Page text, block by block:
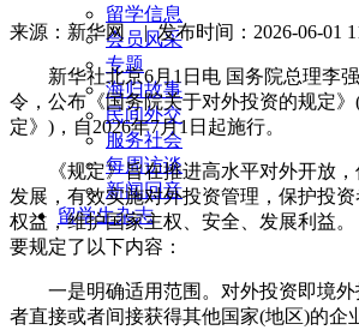
留学信息
会员风采
专题
海归故事
民间外交
服务社会
每周访谈
新闻回音
留学生杂志
来源：新华网 |发布时间：2026-06-01
新华社北京6月1日电 国务院总理李强
令，公布《国务院关于对外投资的规定
定》)，自2026年7月1日起施行。
《规定》旨在推进高水平对外开放，
发展，有效实施对外投资管理，保护投
权益，维护国家主权、安全、发展利益
要规定了以下内容：
一是明确适用范围。对外投资即境外
者直接或者间接获得其他国家(地区)的企